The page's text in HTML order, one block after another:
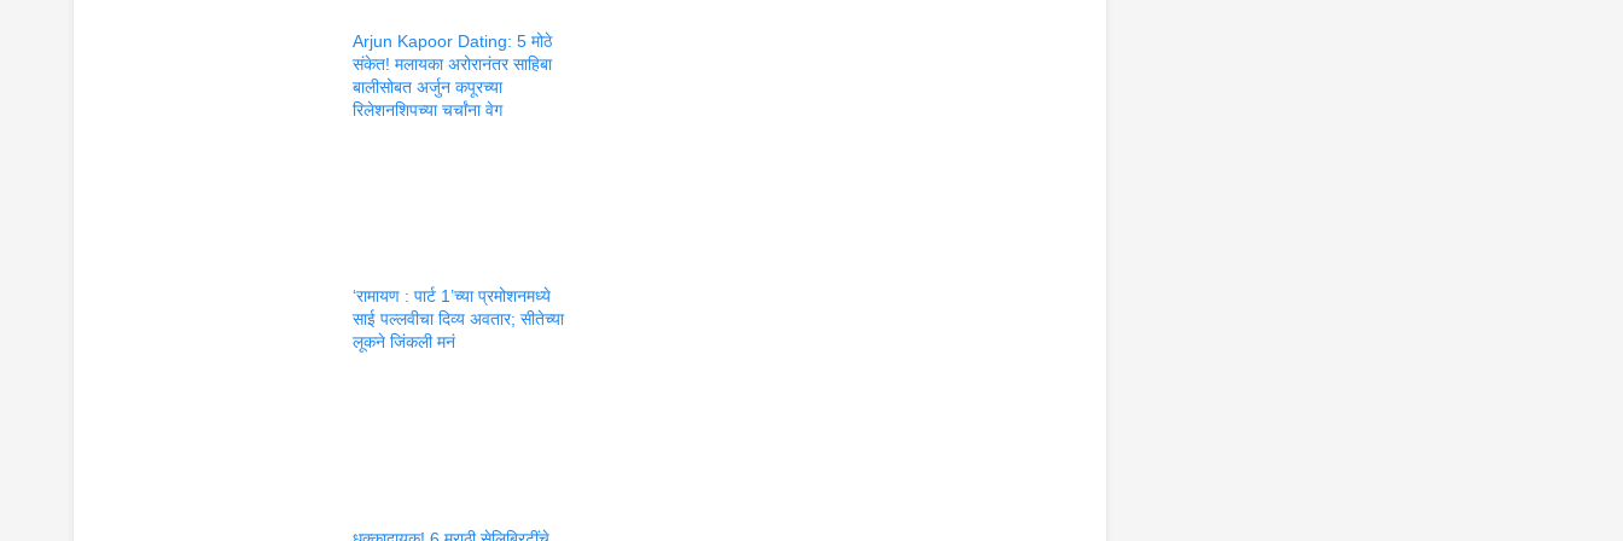
Arjun Kapoor Dating: 5 मोठे
संकेत! मलायका अरोरानंतर साहिबा
बालीसोबत अर्जुन कपूरच्या
रिलेशनशिपच्या चर्चांना वेग
‘रामायण : पार्ट 1’च्या प्रमोशनमध्ये
साई पल्लवीचा दिव्य अवतार; सीतेच्या
लूकने जिंकली मनं